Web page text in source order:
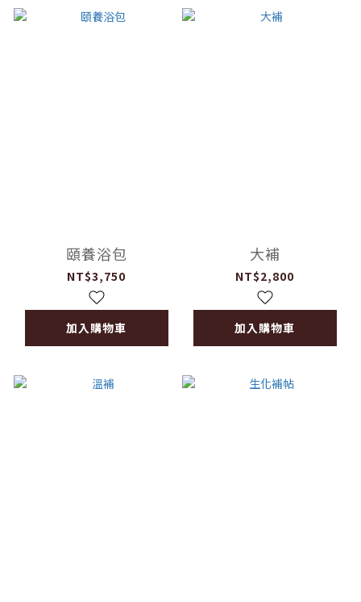
頤養浴包
NT$3,750
加入購物車
大補
NT$2,800
加入購物車